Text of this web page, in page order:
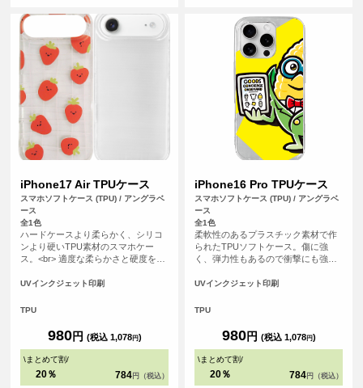
iPhone17 Air TPUケース
スマホソフトケース (TPU) / アングラベ
ース
全1色
ハードケースより柔らかく、シリコ
ンより硬いTPU素材のスマホケー
ス。<br> 適度な柔らかさと硬度を備
く、スマホを落下の衝撃から保護し
UVインクジェット印刷
TPU
980円 (税込 1,078円)
\まとめて割/
20％ 784 円（税込）
iPhone16 Pro TPUケース
スマホソフトケース (TPU) / アングラベ
ース
全1色
柔軟性のあるプラスチック素材で作
られたTPUソフトケース。傷に強
く、弾力性もあるので衝撃にも強
ます。
UVインクジェット印刷
TPU
980円 (税込 1,078円)
\まとめて割/
20％ 784 円（税込）